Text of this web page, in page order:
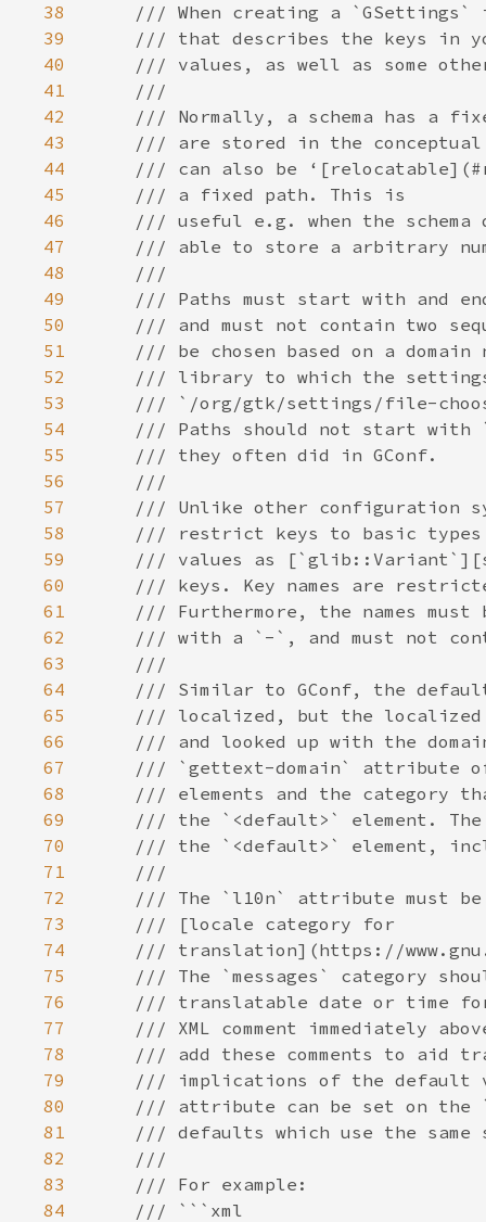
38
39
40
41
42
43
44
45
46
47
48
49
50
51
52
53
54
55
56
57
58
59
60
61
62
63
64
65
66
67
68
69
70
71
72
73
74
75
76
77
78
79
80
81
82
83
84